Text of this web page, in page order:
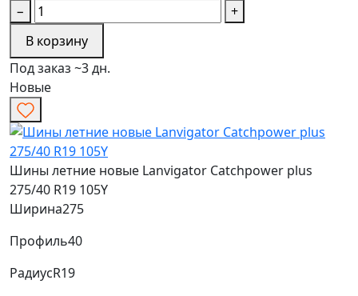
−
+
В корзину
Под заказ ~3 дн.
Новые
Шины летние новые Lanvigator Catchpower plus
275/40 R19 105Y
Ширина275
Профиль40
РадиусR19